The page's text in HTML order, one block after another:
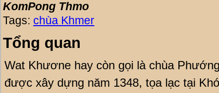
KomPong Thmo
Tags: chùa Khmer
Tổng quan
Wat Khươne hay còn gọi là chùa
được xây dựng năm 1348, tọa lạc tại